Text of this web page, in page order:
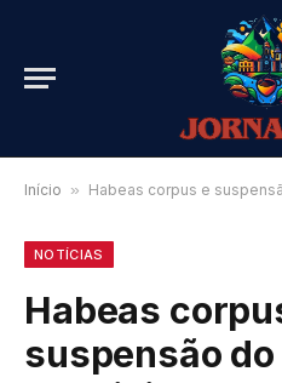
Início » Habeas corpus e suspensão do livramento
NOTÍCIAS
Habeas
suspensão